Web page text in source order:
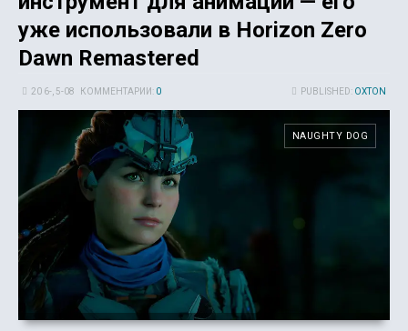
уже использовали в Horizon Zero
Dawn Remastered
PUBLISHED: OXTON
20 6-, 5-08 КОММЕНТАРИИ: 0
NAUGHTY DOG